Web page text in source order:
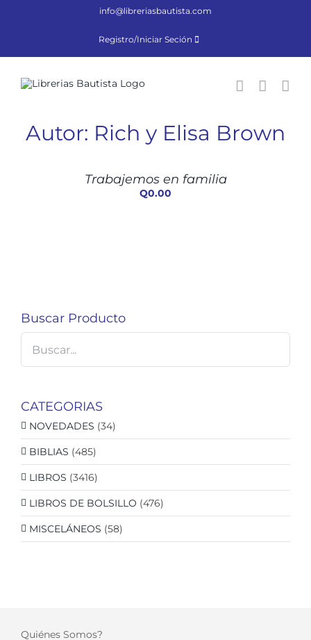
info@libreriasbautista.com
Registro/Iniciar Seción
Autor: Rich y Elisa Brown
AÑADIR
AL
Trabajemos en familia
Q0.00
Buscar Producto
CATEGORIAS
NOVEDADES (34)
BIBLIAS (485)
LIBROS (3416)
LIBROS DE BOLSILLO (476)
MISCELÁNEOS (58)
Quiénes Somos?